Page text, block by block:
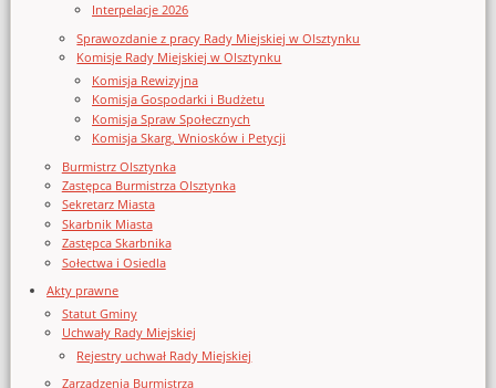
Interpelacje 2026
Sprawozdanie z pracy Rady Miejskiej w Olsztynku
Komisje Rady Miejskiej w Olsztynku
Komisja Rewizyjna
Komisja Gospodarki i Budżetu
Komisja Spraw Społecznych
Komisja Skarg, Wniosków i Petycji
Burmistrz Olsztynka
Zastępca Burmistrza Olsztynka
Sekretarz Miasta
Skarbnik Miasta
Zastępca Skarbnika
Sołectwa i Osiedla
Akty prawne
Statut Gminy
Uchwały Rady Miejskiej
Rejestry uchwał Rady Miejskiej
Zarządzenia Burmistrza